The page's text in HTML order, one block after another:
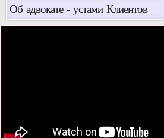
Об адвокате - устами Клиентов